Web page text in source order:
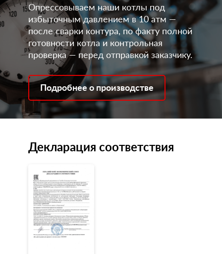
Опрессовываем наши котлы под
избыточным давлением в 10 атм —
после сварки контура, по факту полной
готовности котла и контрольная
проверка — перед отправкой заказчику.
Подробнее о производстве
Декларация соответствия